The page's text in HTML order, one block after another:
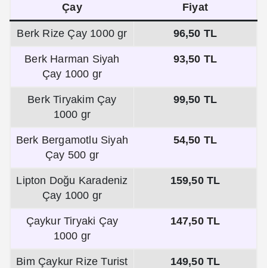
Çay Fiyat
Berk Rize Çay 1000 gr 96,50 TL
Berk Harman Siyah
Çay 1000 gr
93,50 TL
Berk Tiryakim Çay
1000 gr
99,50 TL
Berk Bergamotlu Siyah
Çay 500 gr
54,50 TL
Lipton Doğu Karadeniz
Çay 1000 gr
159,50 TL
Çaykur Tiryaki Çay
1000 gr
147,50 TL
Bim Çaykur Rize Turist
149,50 TL